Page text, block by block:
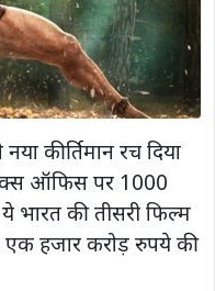
कीर्तिमान रच दिया
ऑफिस पर 1000
की तीसरी फिल्म
हजार करोड़ रुपये की